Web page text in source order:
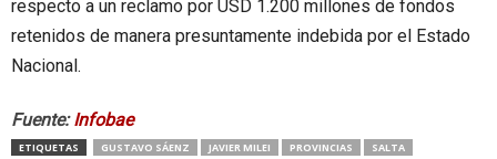
respecto a un reclamo por USD 1.200 millones de fondos
retenidos de manera presuntamente indebida por el Estado
Nacional.
Fuente:Infobae
ETIQUETAS GUSTAVO SÁENZ JAVIER MILEI PROVINCIAS SALTA